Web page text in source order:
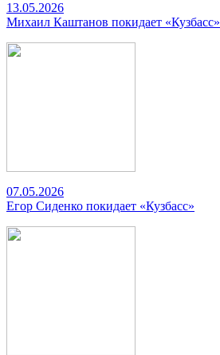
13.05.2026
Михаил Каштанов покидает «Кузбасс»
07.05.2026
Егор Сиденко покидает «Кузбасс»